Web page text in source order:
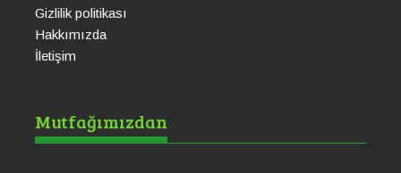
Gizlilik politikası
Hakkımızda
İletişim
Mutfağımızdan